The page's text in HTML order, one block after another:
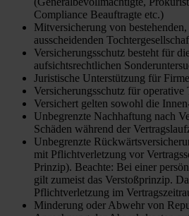
Compliance Beauftragte etc.)
Mitversicherung von
ausscheidenden
Versicherungsschutz besteht für
aufsichtsrechtlichen
Juristische Unterstützung für
Versicherungsschutz für operative
Versichert gelten sowohl die
Unbegrenzte Nachhaftung nach
Schäden während der
Unbegrenzte
mit Pflichtverletzung vor
Prinzip). Beachte: Bei einer
gilt zumeist das Verstoßprinzip.
Pflichtverletzung im
Minderung oder Abwehr von